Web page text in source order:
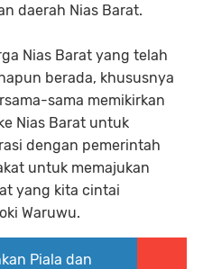
daerah Nias Barat.
Nias Barat yang telah
berada, khususnya
sama memikirkan
Nias Barat untuk
dengan pemerintah
untuk memajukan
yang kita cintai
Waruwu.
Piala dan